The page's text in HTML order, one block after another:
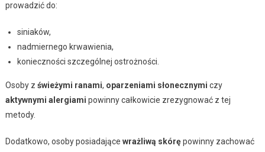
prowadzić do:
siniaków,
nadmiernego krwawienia,
konieczności szczególnej ostrożności.
Osoby z świeżymi ranami, oparzeniami słonecznymi czy
aktywnymi alergiami powinny całkowicie zrezygnować z tej
metody.
Dodatkowo, osoby posiadające wrażliwą skórępowinny zachować